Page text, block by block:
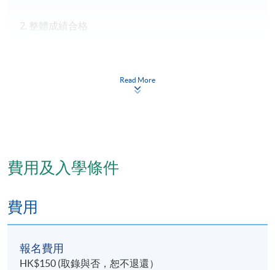
2. 整體成績合格
逢周二/周四，6:45pm - 9:45pm. ; 及間中星期六下午
逢周二，6:45pm - 9:45pm. ; 及間中星期六下午 (單元
三)
修業期
Read More
費用及入學條件
費用
報名費用
HK$150 (取錄與否，恕不退還）